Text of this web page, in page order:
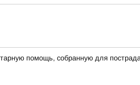
помощь, собранную для